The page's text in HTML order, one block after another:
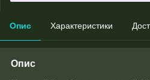
Опис Характеристики
Опис